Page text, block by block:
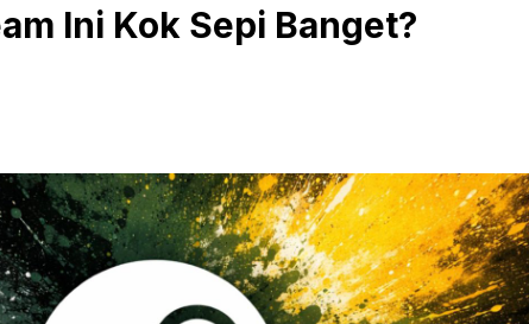
Ini Kok Sepi Banget?